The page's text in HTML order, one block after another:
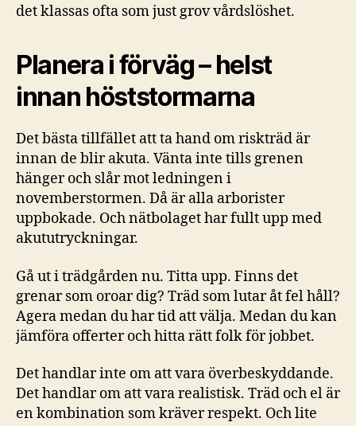
det klassas ofta som just grov vårdslöshet.
Planera i förväg – helst
innan höststormarna
Det bästa tillfället att ta hand om riskträd är
innan de blir akuta. Vänta inte tills grenen
hänger och slår mot ledningen i
novemberstormen. Då är alla arborister
uppbokade. Och nätbolaget har fullt upp med
akututryckningar.
Gå ut i trädgården nu. Titta upp. Finns det
grenar som oroar dig? Träd som lutar åt fel håll?
Agera medan du har tid att välja. Medan du kan
jämföra offerter och hitta rätt folk för jobbet.
Det handlar inte om att vara överbeskyddande.
Det handlar om att vara realistisk. Träd och el är
en kombination som kräver respekt. Och lite